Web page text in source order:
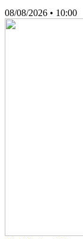
08/08/2026 • 10:00